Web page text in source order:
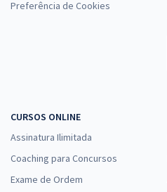
Preferência de Cookies
CURSOS ONLINE
Assinatura Ilimitada
Coaching para Concursos
Exame de Ordem